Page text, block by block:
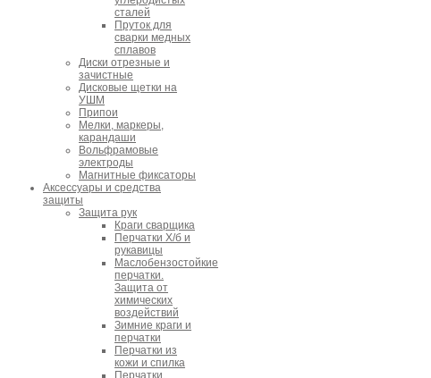
сталей
Пруток для
сварки медных
сплавов
Диски отрезные и
зачистные
Дисковые щетки на
УШМ
Припои
Мелки, маркеры,
карандаши
Вольфрамовые
электроды
Магнитные фиксаторы
Аксессуары и средства
защиты
Защита рук
Краги сварщика
Перчатки Х/б и
рукавицы
Маслобензостойкие
перчатки.
Защита от
химических
воздействий
Зимние краги и
перчатки
Перчатки из
кожи и спилка
Перчатки.